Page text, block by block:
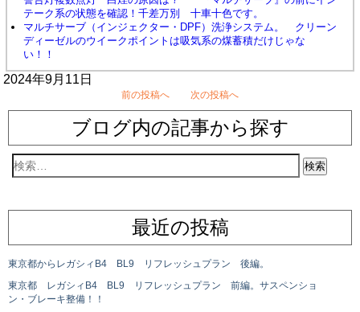
テーク系の状態を確認！千差万別 十車十色です。
マルチサーブ（インジェクター・DPF）洗浄システム。 クリーン
ディーゼルのウイークポイントは吸気系の煤蓄積だけじゃな
い！！
2024年9月11日
前の投稿へ 次の投稿へ
ブログ内の記事から探す
最近の投稿
東京都からレガシィB4 BL9 リフレッシュプラン 後編。
東京都 レガシィB4 BL9 リフレッシュプラン 前編。サスペンショ
ン・ブレーキ整備！！